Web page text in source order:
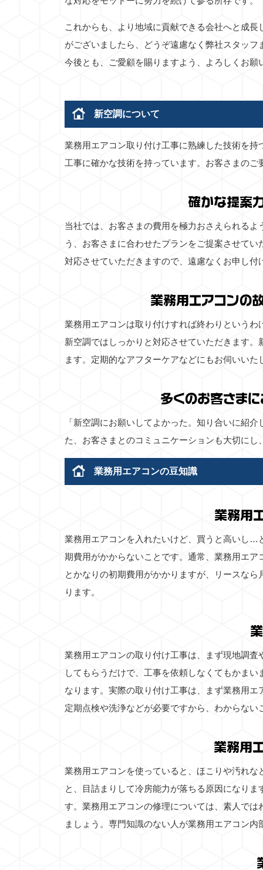
これからも、より地域に貢献できる会社へと成
がございましたら、どうぞ遠慮なく弊社スタッ
今後とも、ご愛顧を賜りますよう、よろしくお願
新空調について
業務用エアコン取り付け工事に熟練した技術を
工事に確かな技術を持っています。お客さまの
確かな提案
当社では、お客さまの費用を極力おさえられる
う、お客さまに合わせたプランをご提案させて
対応させていただきますので、遠慮なくお申し付
業務用エアコンの
業務用エアコンは取り付けすれば終わりという
新空調ではしっかりと対応させていただきます
ます。定期的なアフターケアなどにもお伺いい
多くのお客さま
「新空調にお願いしてよかった。知り合いに紹
た、お客さまとのコミュニケーションも大切に
業務用エアコンの豆知識
業務用
業務用エアコンを入れたいけど、買うと高いし…
期費用がかからないことです。通常、業務用エ
とかなりの初期費用がかかりますが、リースな
ります。
業務用エアコンの取り付け工事は、まず現地調
してもらうだけで、工事を依頼しなくてもかま
なります。実際の取り付け工事は、まず業務用
定期点検や洗浄などが必要ですから、わからな
業務用
業務用エアコンを使っていると、ほこりや汚れ
と、目詰まりして冷房能力が落ちる原因になり
す。業務用エアコンの修理については、素人で
ましょう。専門知識のない人が業務用エアコン